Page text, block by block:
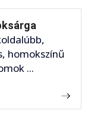
homokszínű
...